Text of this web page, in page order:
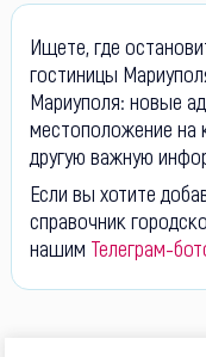
Ищете, где
гостиницы
Мариуполя: новые
местоположение на
другую важную
Если вы хотите
справочник
нашим Телеграм-